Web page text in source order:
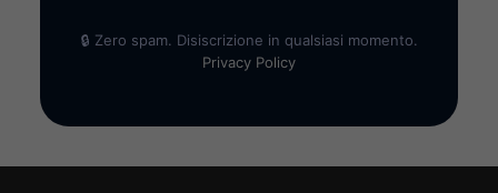
🔒 Zero spam. Disiscrizione in qualsiasi momento.
Privacy Policy